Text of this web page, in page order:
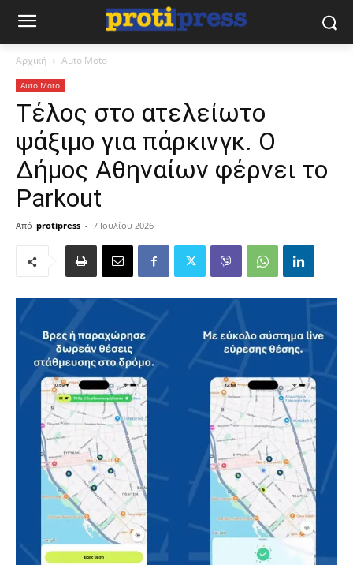
Αρχική Auto Moto
Auto Moto
Τέλος στο ατελείωτο
ψάξιμο για πάρκινγκ. Ο
Δήμος Αθηναίων φέρνει το
Parkout
Από protipress - 7 Ιουλίου 2026